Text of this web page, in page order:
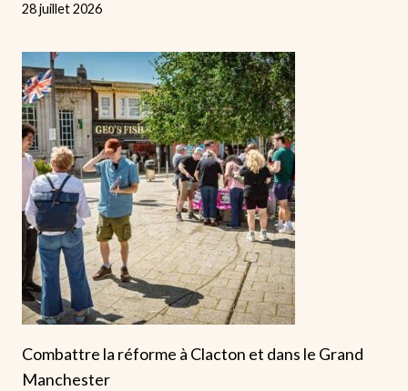
28 juillet 2026
Combattre la réforme à Clacton et dans le Grand
Manchester